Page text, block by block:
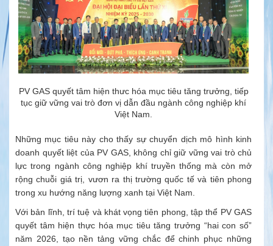
PV GAS quyết tâm hiện thưc hóa mục tiêu tăng trưởng, tiếp
tục giữ vững vai trò đơn vị dẫn đầu ngành công nghiệp khí
Việt Nam.
Những mục tiêu này cho thấy sự chuyển dịch mô hình kinh
doanh quyết liệt của PV GAS, không chỉ giữ vững vai trò chủ
lực trong ngành công nghiệp khí truyền thống mà còn mở
rộng chuỗi giá trị, vươn ra thị trường quốc tế và tiên phong
trong xu hướng năng lượng xanh tại Việt Nam.
Với bản lĩnh, trí tuệ và khát vọng tiên phong, tập thể PV GAS
quyết tâm hiện thực hóa mục tiêu tăng trưởng “hai con số”
năm 2026, tạo nền tảng vững chắc để chinh phục những